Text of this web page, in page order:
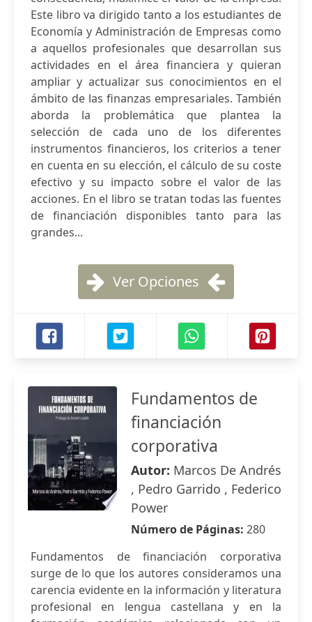
Este libro va dirigido tanto a los estudiantes de
Economía y Administración de Empresas como
a aquellos profesionales que desarrollan sus
actividades en el área financiera y quieran
ampliar y actualizar sus conocimientos en el
ámbito de las finanzas empresariales. También
aborda la problemática que plantea la
selección de cada uno de los diferentes
instrumentos financieros, los criterios a tener
en cuenta en su elección, el cálculo de su coste
efectivo y su impacto sobre el valor de las
acciones. En el libro se tratan todas las fuentes
de financiación disponibles tanto para las
grandes...
Ver Opciones
Fundamentos de
financiación
corporativa
Autor: Marcos De Andrés
, Pedro Garrido , Federico
Power
Número de Páginas: 280
Fundamentos de financiación corporativa
surge de lo que los autores consideramos una
carencia evidente en la información y literatura
profesional en lengua castellana y en la